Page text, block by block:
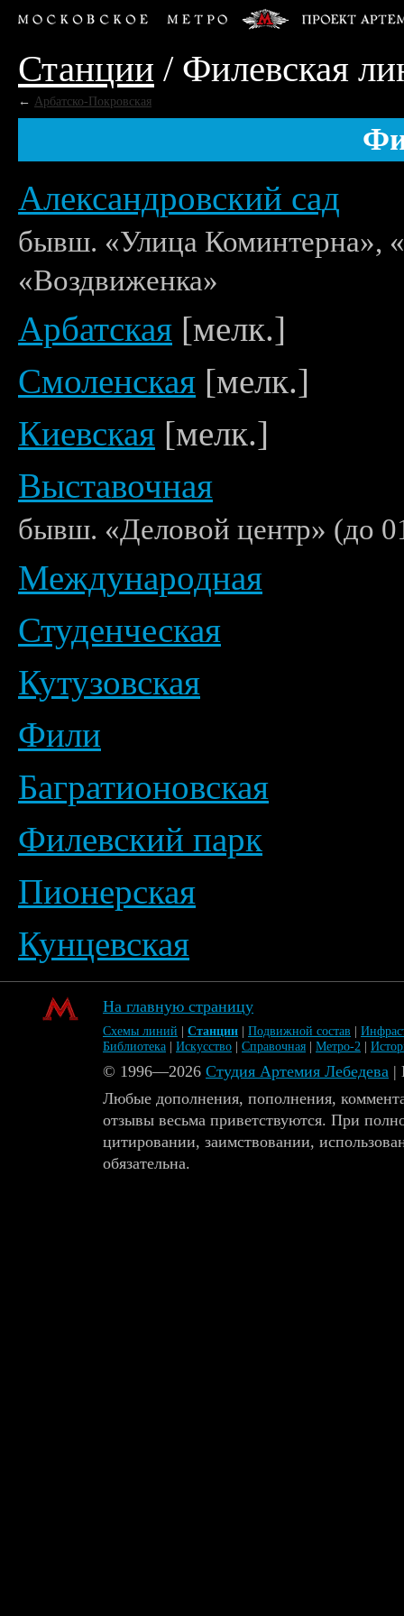
Станции / Филевская
← Арбатско-Покровская
Александровский сад
бывш. «Улица Коминтерна»,
«Воздвиженка»
Арбатская [мелк.]
Смоленская [мелк.]
Киевская [мелк.]
Выставочная
бывш. «Деловой центр» (до
Международная
Студенческая
Кутузовская
Фили
Багратионовская
Филевский парк
Пионерская
Кунцевская
На главную страницу
Схемы линий Станции Подвижной состав
Библиотека
Искусство Справочная Метро-2
© 1996—2026 Студия Артемия Лебедева |
Любые дополнения, пополнения,
отзывы весьма приветствуются. При
цитировании, заимствовании,
обязательна.